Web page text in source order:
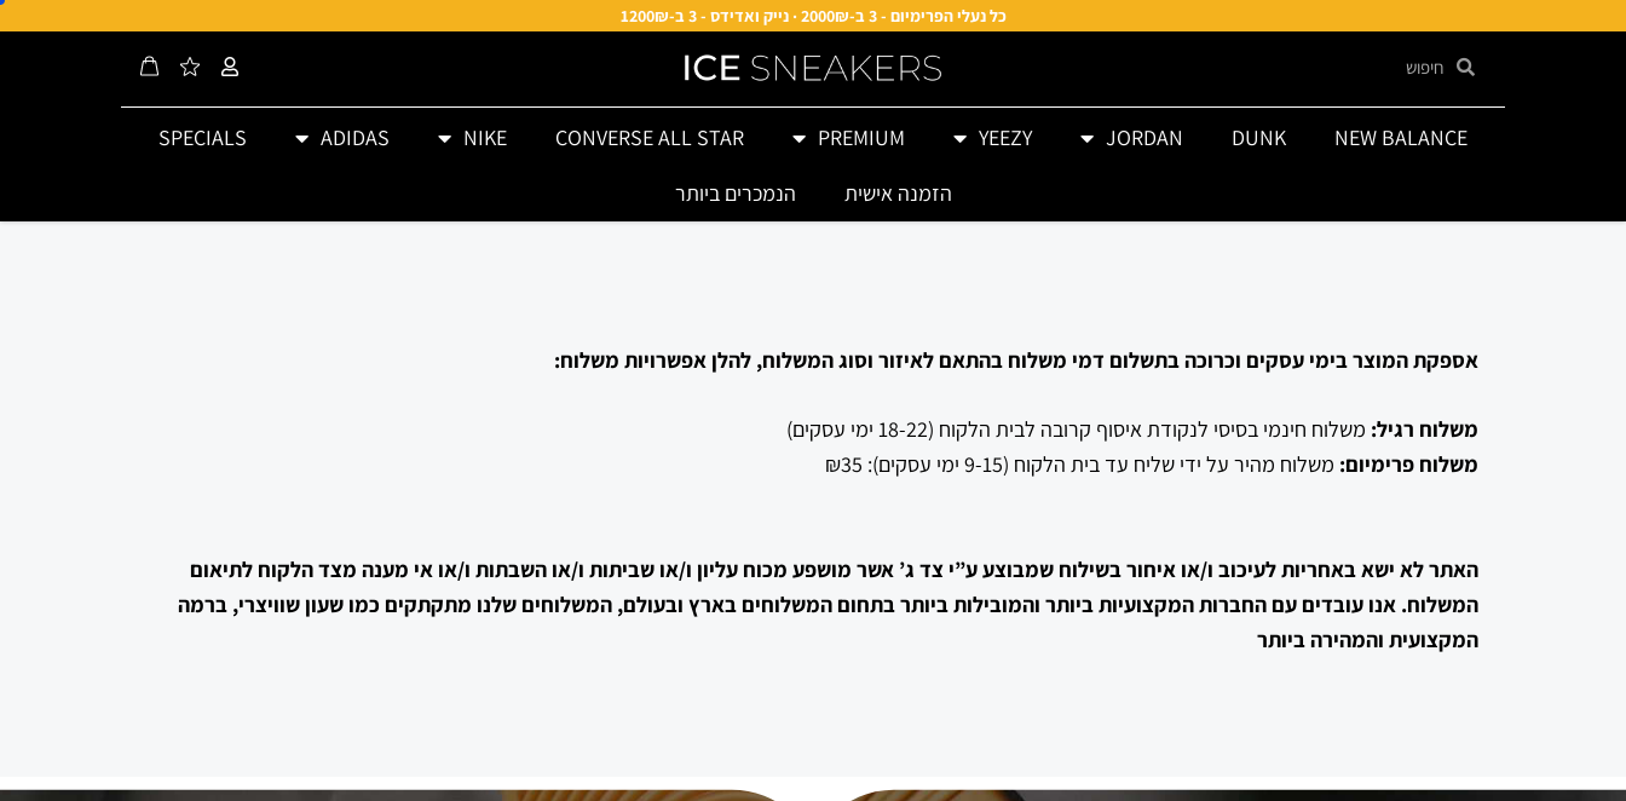
כל נעלי הפרימיום - 3 ב-2000₪ · נייק ואדידס - 3 ב-1200₪
NEW BALANCE
DUNK
JORDAN
YEEZY
PREMIUM
CONVERSE ALL STAR
NIKE
ADIDAS
SPECIALS
הזמנה אישית
הנמכרים ביותר
אספקת המוצר בימי עסקים וכרוכה בתשלום דמי משלוח בהתאם לאיזור וסוג המשלוח, להלן אפשרויות משלוח:
משלוח רגיל: משלוח חינמי בסיסי לנקודת איסוף קרובה לבית הלקוח (18-22 ימי עסקים)
משלוח פרימיום: משלוח מהיר על ידי שליח עד בית הלקוח (9-15 ימי עסקים): ₪35
האתר לא ישא באחריות לעיכוב ו/או איחור בשילוח שמבוצע ע”י צד ג’ אשר מושפע מכוח עליון ו/או שביתות ו/או השבתות ו/או אי מענה מצד הלקוח לתיאום
המשלוח. אנו עובדים עם החברות המקצועיות ביותר והמובילות ביותר בתחום המשלוחים בארץ ובעולם, המשלוחים שלנו מתקתקים כמו שעון שוויצרי, ברמה
המקצועית והמהירה ביותר